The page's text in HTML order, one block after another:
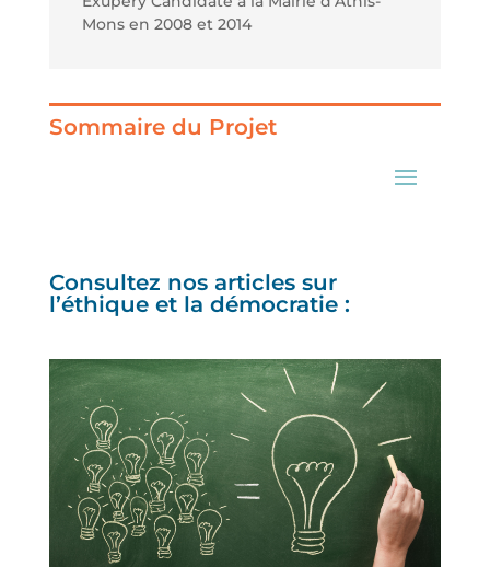
Mons en 2008 et 2014
Sommaire du Projet
Consultez nos articles sur
l’éthique et la démocratie :